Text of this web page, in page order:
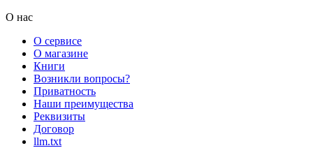
О нас
О сервисе
О магазине
Книги
Возникли вопросы?
Приватность
Наши преимущества
Реквизиты
Договор
llm.txt